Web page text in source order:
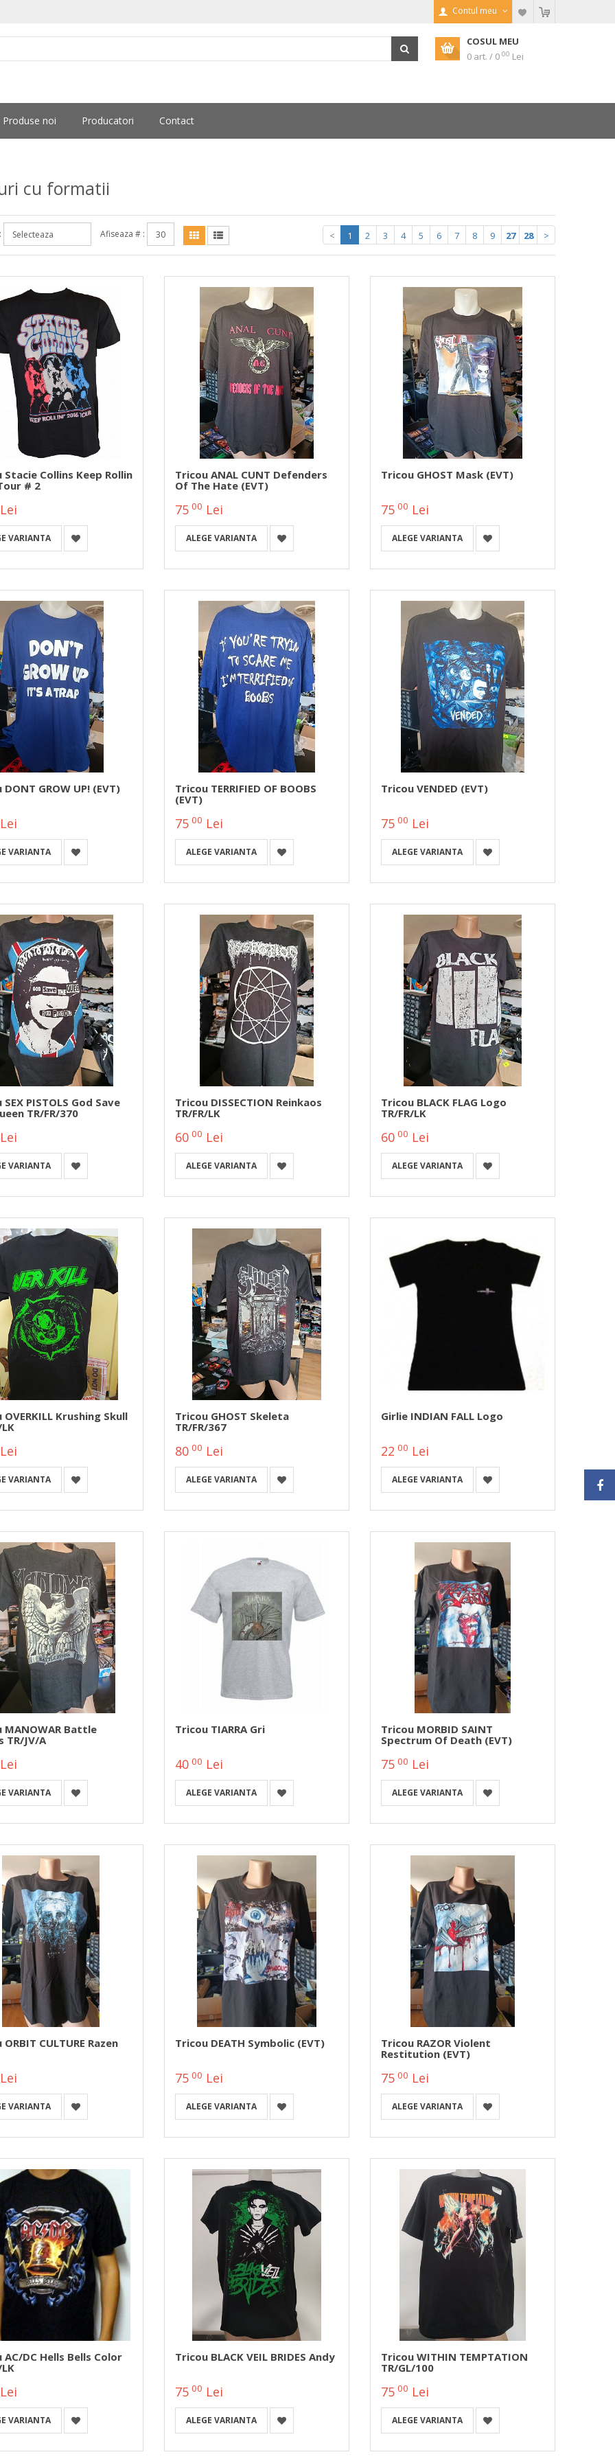
Contul meu
COSUL MEU
0 art. / 0 00 Lei
Produse noi Producatori Contact
cu formatii
Afiseaza # : < 1 2 3 4 5 6 7 8 9 27 28 >
Stacie Collins Keep Rollin
# 2
Lei
VARIANTA
Tricou ANAL CUNT Defenders
Of The Hate (EVT)
75 00 Lei
ALEGE VARIANTA
Tricou GHOST Mask (EVT)
75 00 Lei
ALEGE VARIANTA
GROW UP! (EVT)
Lei
VARIANTA
Tricou TERRIFIED OF BOOBS
(EVT)
75 00 Lei
ALEGE VARIANTA
Tricou VENDED (EVT)
75 00 Lei
ALEGE VARIANTA
PISTOLS God Save
TR/FR/370
Lei
VARIANTA
Tricou DISSECTION Reinkaos
TR/FR/LK
6000 Lei
ALEGE VARIANTA
Tricou BLACK FLAG Logo
TR/FR/LK
6000 Lei
ALEGE VARIANTA
Krushing Skull
Lei
VARIANTA
Tricou GHOST Skeleta
TR/FR/367
8000 Lei
ALEGE VARIANTA
Girlie INDIAN FALL Logo
22 00 Lei
ALEGE VARIANTA
MANOWAR Battle
TR/JV/A
Lei
VARIANTA
Tricou TIARRA Gri
4000 Lei
ALEGE VARIANTA
Tricou MORBID SAINT
Spectrum Of Death (EVT)
75 00 Lei
ALEGE VARIANTA
CULTURE Razen
Lei
VARIANTA
Tricou DEATH Symbolic (EVT)
75 00 Lei
ALEGE VARIANTA
Tricou RAZOR Violent
Restitution (EVT)
75 00 Lei
ALEGE VARIANTA
AC/DC Hells Bells Color
Lei
VARIANTA
Tricou BLACK VEIL BRIDES Andy
75 00 Lei
ALEGE VARIANTA
Tricou WITHIN TEMPTATION
TR/GL/100
75 00 Lei
ALEGE VARIANTA